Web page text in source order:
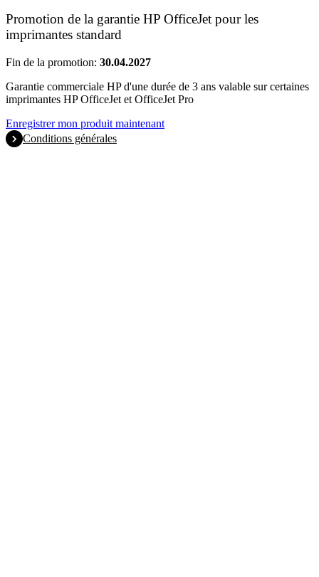
Promotion de la garantie HP OfficeJet pour les
imprimantes standard
Fin de la promotion: 30.04.2027
Garantie commerciale HP d'une durée de 3 ans valable sur certaines
imprimantes HP OfficeJet et OfficeJet Pro
Enregistrer mon produit maintenant
Conditions générales